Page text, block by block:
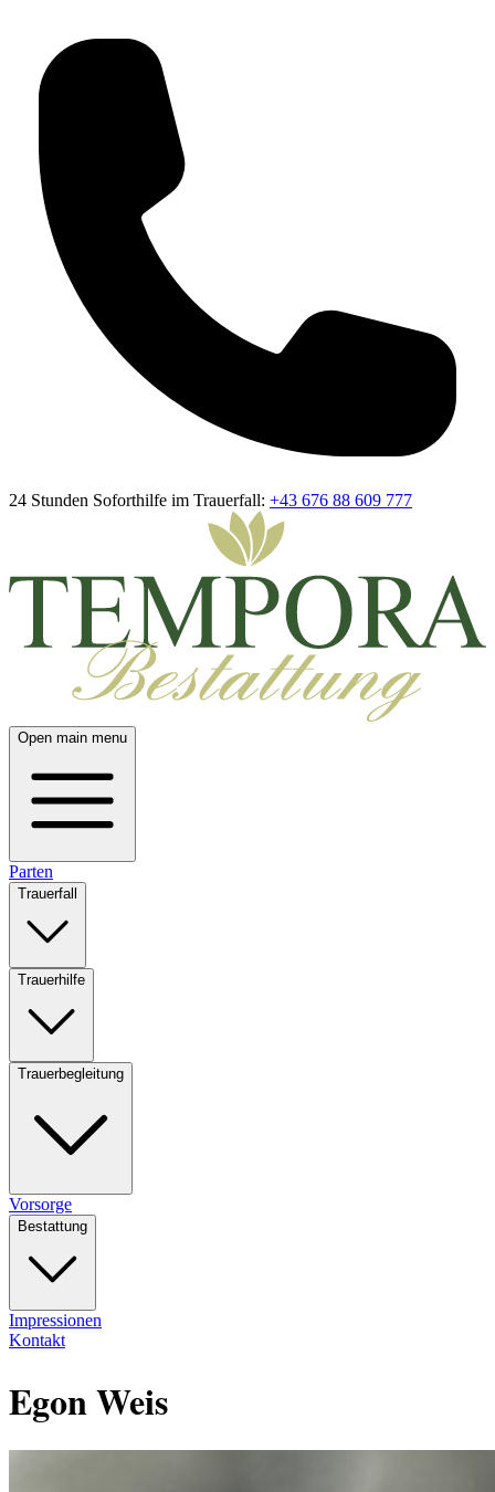
24 Stunden Soforthilfe im Trauerfall: +43 676 88 609 777
Open main menu
Parten
Trauerfall
Trauerhilfe
Trauerbegleitung
Vorsorge
Bestattung
Impressionen
Kontakt
Egon Weis